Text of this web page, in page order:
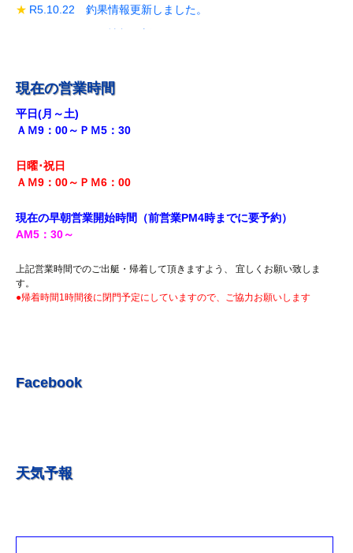
R5.10.22 釣果情報更新しました。
R5.9.28 釣果情報更新しました。
R5.9.18釣果情報更新しました。
R5.8.12 釣果情報更新しました。
R5.7.27 釣果情報更新しました。
R5.7.16 釣果情報更新しました。
R5.7.3 釣果情報更新しました。
R5.5.20 釣果情報更新しました。
R5.3.25釣果情報更新しました。
現在の営業時間
平日(月～土)
ＡＭ9：00～ＰＭ5：30
日曜･祝日
ＡＭ9：00～ＰＭ6 ：00
現在の早朝営業開始時間（前営業PM4時までに要予約）
AM5 ：30～
上記営業時間でのご出艇・帰着して頂きますよう、 宜しくお願い致しま
す。
●帰着時間1時間後に閉門予定にしていますので、ご協力お願いします
Facebook
天気予報